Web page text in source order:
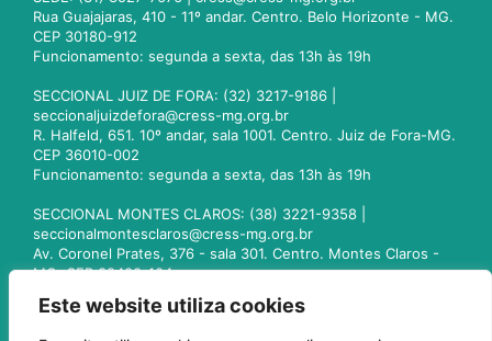
Este website utiliza cookies
Rua Guajajaras, 410 - 11º andar. Centro. Belo Horizonte - MG.
CEP 30180-912
Funcionamento: segunda a sexta, das 13h às 19h
SECCIONAL JUIZ DE FORA: (32) 3217-9186 |
seccionaljuizdefora@cress-mg.org.br
R. Halfeld, 651. 10º andar, sala 1001. Centro. Juiz de Fora-MG.
CEP 36010-002
Funcionamento: segunda a sexta, das 13h às 19h
SECCIONAL MONTES CLAROS: (38) 3221-9358 |
seccionalmontesclaros@cress-mg.org.br
Av. Coronel Prates, 376 - sala 301. Centro. Montes Claros -
MG. CEP 39400-104